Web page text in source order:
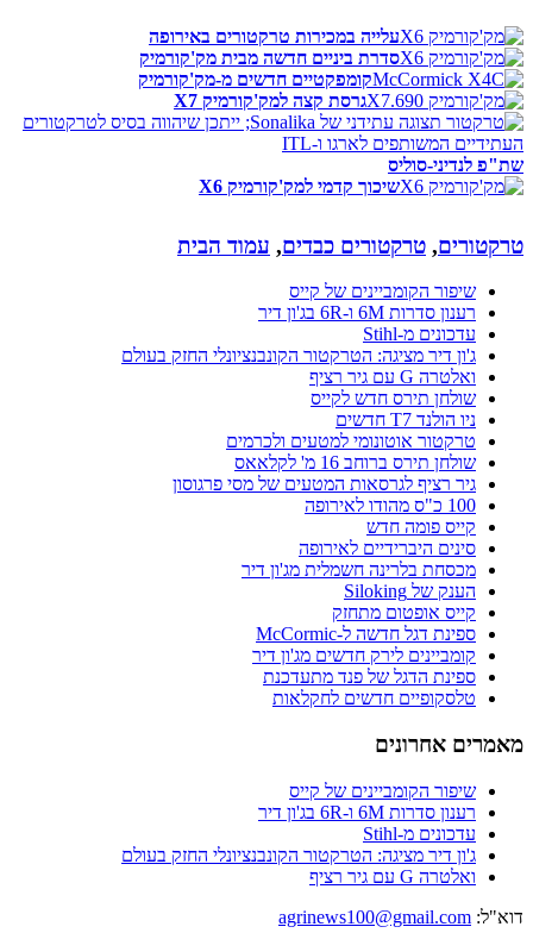
עלייה במכירות טרקטורים באירופה
סדרת ביניים חדשה מבית מק'קורמיק
קומפקטיים חדשים מ-מק'קורמיק
גרסת קצה למק'קורמיק X7
שת"פ לנדיני-סוליס
שיכוך קדמי למק'קורמיק X6
טרקטורים, טרקטורים כבדים, עמוד הבית
שיפור הקומביינים של קייס
רענון סדרות 6M ו-6R בג'ון דיר
עדכונים מ-Stihl
ג'ון דיר מציגה: הטרקטור הקונבנציונלי החזק בעולם
ואלטרה G עם גיר רציף
שולחן תירס חדש לקייס
ניו הולנד T7 חדשים
טרקטור אוטונומי למטעים ולכרמים
שולחן תירס ברוחב 16 מ' לקלאאס
גיר רציף לגרסאות המטעים של מסי פרגוסון
100 כ"ס מהודו לאירופה
קייס פומה חדש
סינים היברידיים לאירופה
מכסחת בלרינה חשמלית מג'ון דיר
הענק של Siloking
קייס אופטום מתחזק
ספינת דגל חדשה ל-McCormic
קומביינים לירק חדשים מג'ון דיר
ספינת הדגל של פנד מתעדכנת
טלסקופיים חדשים לחקלאות
מאמרים אחרונים
שיפור הקומביינים של קייס
רענון סדרות 6M ו-6R בג'ון דיר
עדכונים מ-Stihl
ג'ון דיר מציגה: הטרקטור הקונבנציונלי החזק בעולם
ואלטרה G עם גיר רציף
דוא"ל: agrinews100@gmail.com